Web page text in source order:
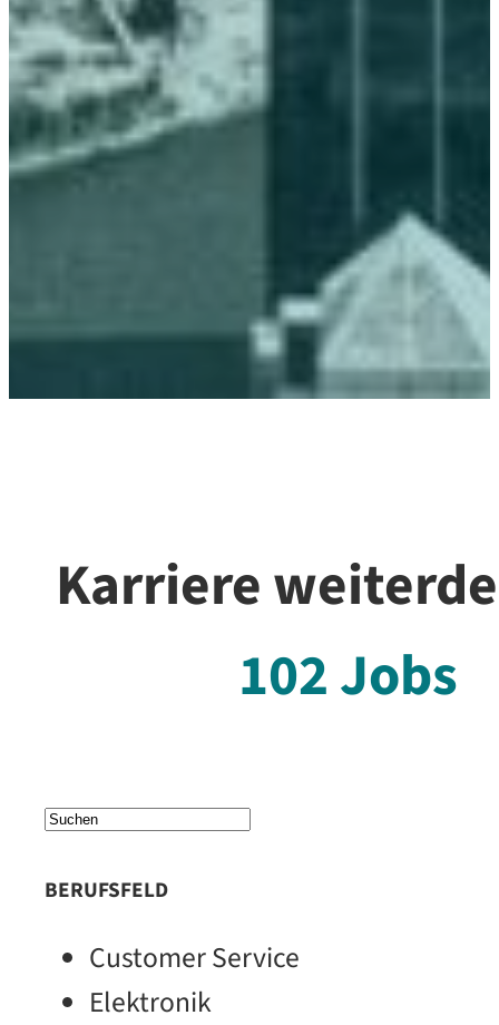
Karriere
102Jobs
BERUFSFELD
Customer Service
Elektronik